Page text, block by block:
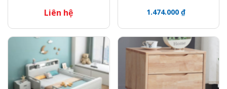
Liên hệ
1.474.000 ₫